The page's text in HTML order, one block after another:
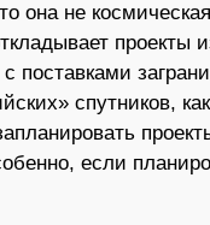
она не космическая
проекты
поставками
спутников, как
если